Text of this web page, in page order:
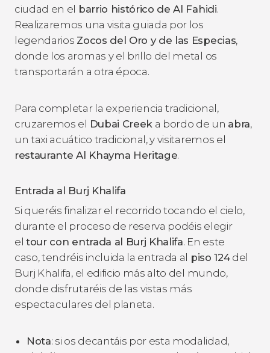
ciudad en el barrio histórico de Al Fahidi.
Realizaremos una visita guiada por los
legendarios Zocos del Oro y de las Especias,
donde los aromas y el brillo del metal os
transportarán a otra época.
Para completar la experiencia tradicional,
cruzaremos el Dubai Creek a bordo de un abra,
un taxi acuático tradicional, y visitaremos el
restaurante Al Khayma Heritage.
Entrada al Burj Khalifa
Si queréis finalizar el recorrido tocando el cielo,
durante el proceso de reserva podéis elegir
eltour con entrada al Burj Khalifa. En este
caso, tendréis incluida la entrada al piso 124del
Burj Khalifa, el edificio más alto del mundo,
donde disfrutaréis de las vistas más
espectaculares del planeta.
Nota: si os decantáis por esta modalidad,